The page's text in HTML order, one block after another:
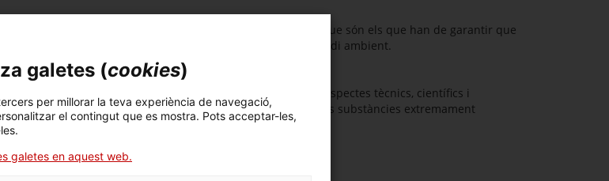
els importadors i els usuaris intermedis de substàncies, que són els que han de garantir que
previsibles, no perjudiquen la salut humana o el medi ambient.
Químics (
) per garantir una gestió adequada dels aspectes tècnics, científics i
registre i avaluació de les substàncies, l'autorització de les substàncies extremament
galetes (cookies)
per millorar la teva experiència de navegació,
el contingut que es mostra. Pots acceptar-les,
galetes en aquest web.